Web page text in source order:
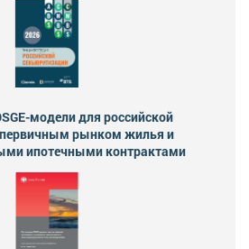
модели для российской
рынком жилья и
ипотечными контрактами